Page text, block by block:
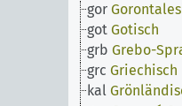
gor
got Gotisch
grb Grebo-
grc Griechisch
kal